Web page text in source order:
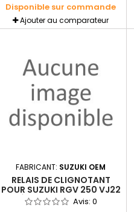
Disponible sur commande
Ajouter au comparateur
FABRICANT: SUZUKI OEM
RELAIS DE CLIGNOTANT
POUR SUZUKI RGV 250 VJ22
- PIÈCE D'ORIGINE SUZUKI
OEM
Avis: 0